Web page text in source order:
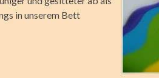
in unserem Bett